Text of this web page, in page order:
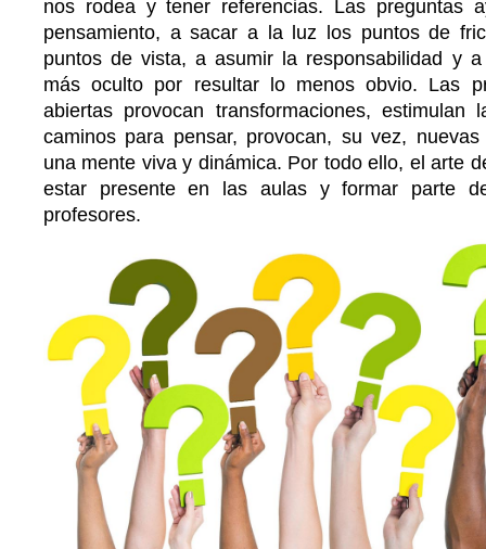
nos rodea y tener referencias. Las preguntas
pensamiento, a sacar a la luz los puntos de
puntos de vista, a asumir la responsabilidad y
más oculto por resultar lo menos obvio. Las
abiertas provocan transformaciones, estimulan
caminos para pensar, provocan, su vez,
una mente viva y dinámica. Por todo ello, el arte
estar presente en las aulas y formar parte
profesores.